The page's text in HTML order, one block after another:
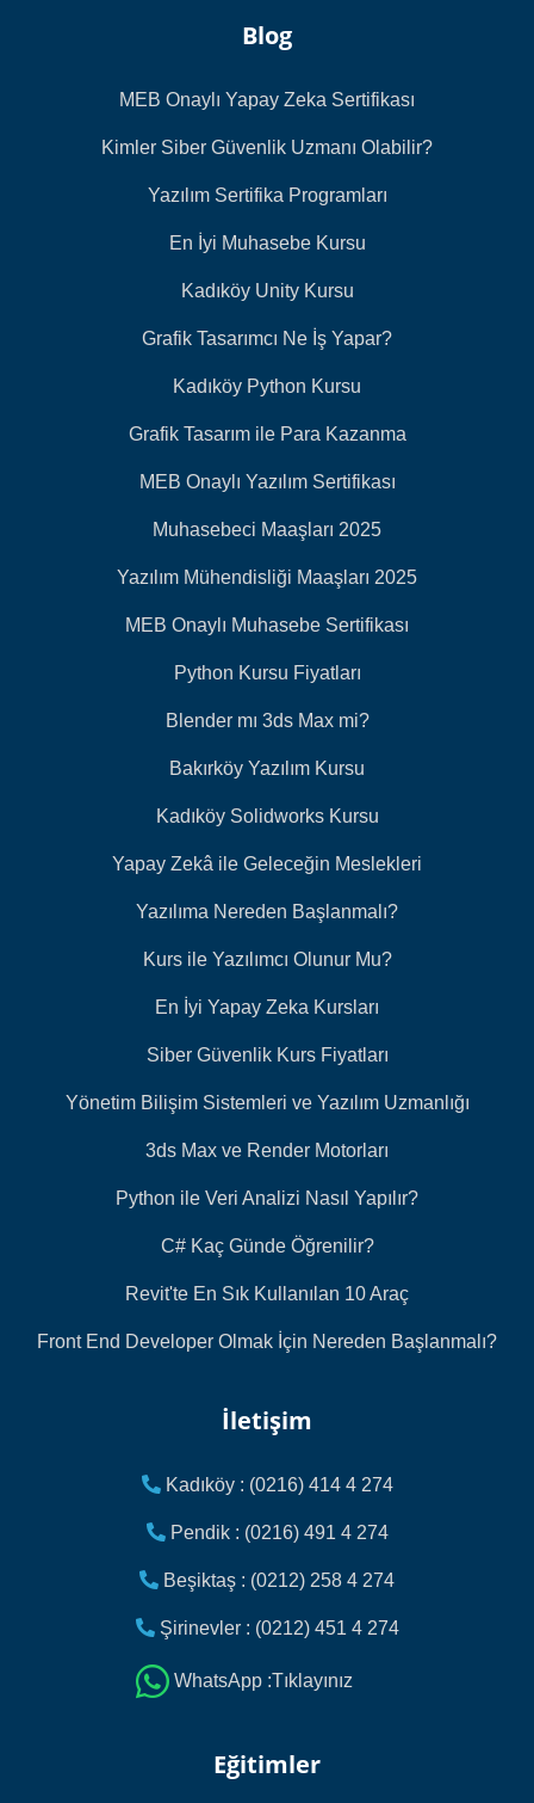
Blog
MEB Onaylı Yapay Zeka Sertifikası
Kimler Siber Güvenlik Uzmanı Olabilir?
Yazılım Sertifika Programları
En İyi Muhasebe Kursu
Kadıköy Unity Kursu
Grafik Tasarımcı Ne İş Yapar?
Kadıköy Python Kursu
Grafik Tasarım ile Para Kazanma
MEB Onaylı Yazılım Sertifikası
Muhasebeci Maaşları 2025
Yazılım Mühendisliği Maaşları 2025
MEB Onaylı Muhasebe Sertifikası
Python Kursu Fiyatları
Blender mı 3ds Max mi?
Bakırköy Yazılım Kursu
Kadıköy Solidworks Kursu
Yapay Zekâ ile Geleceğin Meslekleri
Yazılıma Nereden Başlanmalı?
Kurs ile Yazılımcı Olunur Mu?
En İyi Yapay Zeka Kursları
Siber Güvenlik Kurs Fiyatları
Yönetim Bilişim Sistemleri ve Yazılım Uzmanlığı
3ds Max ve Render Motorları
Python ile Veri Analizi Nasıl Yapılır?
C# Kaç Günde Öğrenilir?
Revit'te En Sık Kullanılan 10 Araç
Front End Developer Olmak İçin Nereden Başlanmalı?
İletişim
Kadıköy : (0216) 414 4 274
Pendik : (0216) 491 4 274
Beşiktaş : (0212) 258 4 274
Şirinevler : (0212) 451 4 274
WhatsApp :Tıklayınız
Eğitimler